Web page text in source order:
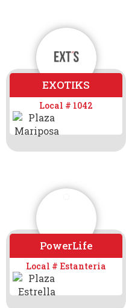
EXOTIKS
Local # 1042
PowerLife
Local # Estanteria